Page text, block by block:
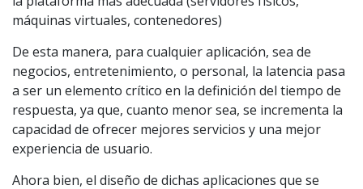
máquinas virtuales, contenedores)
De esta manera, para cualquier aplicación, sea de
negocios, entretenimiento, o personal, la latencia pasa
a ser un elemento crítico en la definición del tiempo de
respuesta, ya que, cuanto menor sea, se incrementa la
capacidad de ofrecer mejores servicios y una mejor
experiencia de usuario.
Ahora bien, el diseño de dichas aplicaciones que se